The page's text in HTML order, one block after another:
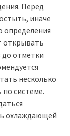
Перед
иначе
определения
открывать
до отметки
несколько
системе.
охлаждающей